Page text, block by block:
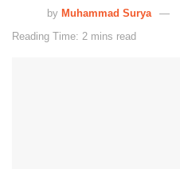
by Muhammad Surya
Reading Time: 2 mins read